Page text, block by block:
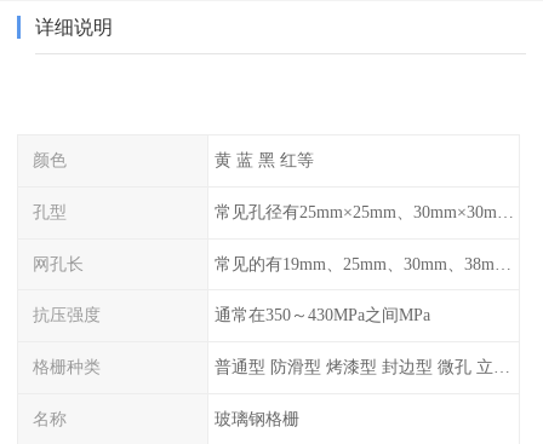
详细说明
颜色 黄 蓝 黑 红等
孔型
网孔长
抗压强度 通常在350～430MPa之间MPa
格栅种类 普通型 防滑型 ‌烤漆型 封边型 ‌微孔 立体 加砂覆面型 平面型
名称 玻璃钢格栅